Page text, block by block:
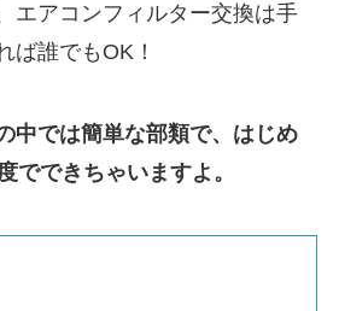
エアコンフィルター交換は手
ば誰でもOK！
中では簡単な部類で、はじめ
でできちゃいますよ。